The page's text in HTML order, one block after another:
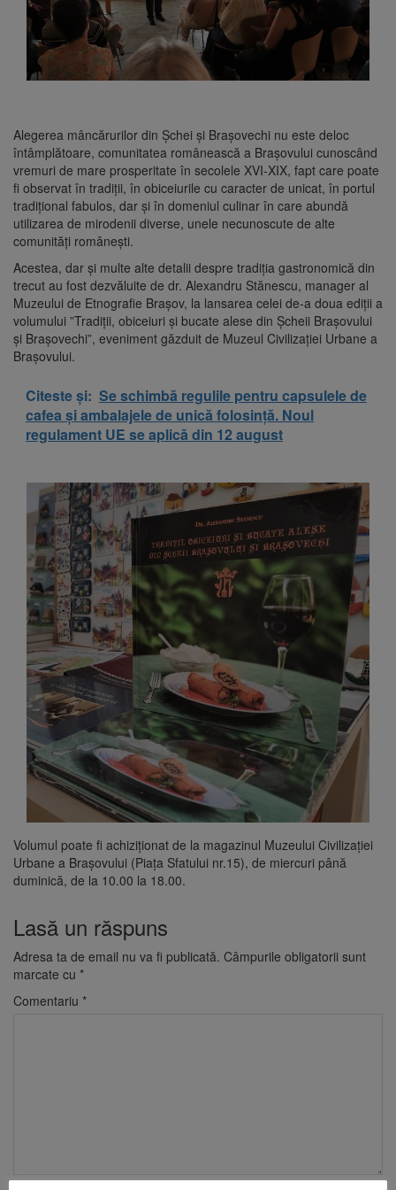
Alegerea mâncărurilor din Șchei și Brașovechi nu este deloc
întâmplătoare, comunitatea românească a Brașovului cunoscând
vremuri de mare prosperitate în secolele XVI-XIX, fapt care poate
fi observat în tradiții, în obiceiurile cu caracter de unicat, în portul
tradițional fabulos, dar și în domeniul culinar în care abundă
utilizarea de mirodenii diverse, unele necunoscute de alte
comunități românești.
Acestea, dar și multe alte detalii despre tradiția gastronomică din
trecut au fost dezvăluite de dr. Alexandru Stănescu, manager al
Muzeului de Etnografie Brașov, la lansarea celei de-a doua ediții a
volumului ”Tradiții, obiceiuri și bucate alese din Șcheii Brașovului
și Brașovechi”, eveniment găzduit de Muzeul Civilizației Urbane a
Brașovului.
Citeste și: Se schimbă regulile pentru capsulele de
cafea și ambalajele de unică folosință. Noul
regulament UE se aplică din 12 august
Volumul poate fi achiziționat de la magazinul Muzeului Civilizației
Urbane a Brașovului (Piața Sfatului nr.15), de miercuri până
duminică, de la 10.00 la 18.00.
Lasă un răspuns
Adresa ta de email nu va fi publicată. Câmpurile obligatorii sunt
marcate cu *
Comentariu *